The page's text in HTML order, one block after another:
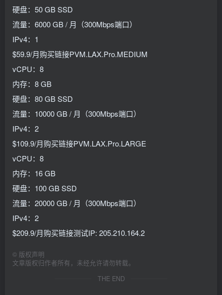
硬盘：50 GB SSD
流量：6000 GB / 月（300Mbps端口）
IPv4：1
$59.9/月购买链接PVM.LAX.Pro.MEDIUM
vCPU：8
内存：8 GB
硬盘：80 GB SSD
流量：10000 GB / 月（300Mbps端口）
IPv4：2
$109.9/月购买链接PVM.LAX.Pro.LARGE
vCPU：8
内存：16 GB
硬盘：100 GB SSD
流量：20000 GB / 月（300Mbps端口）
IPv4：2
$209.9/月购买链接测试IP: 205.210.164.2
© 版权声明
文章版权归作者所有，未经允许请勿转载。
THE END